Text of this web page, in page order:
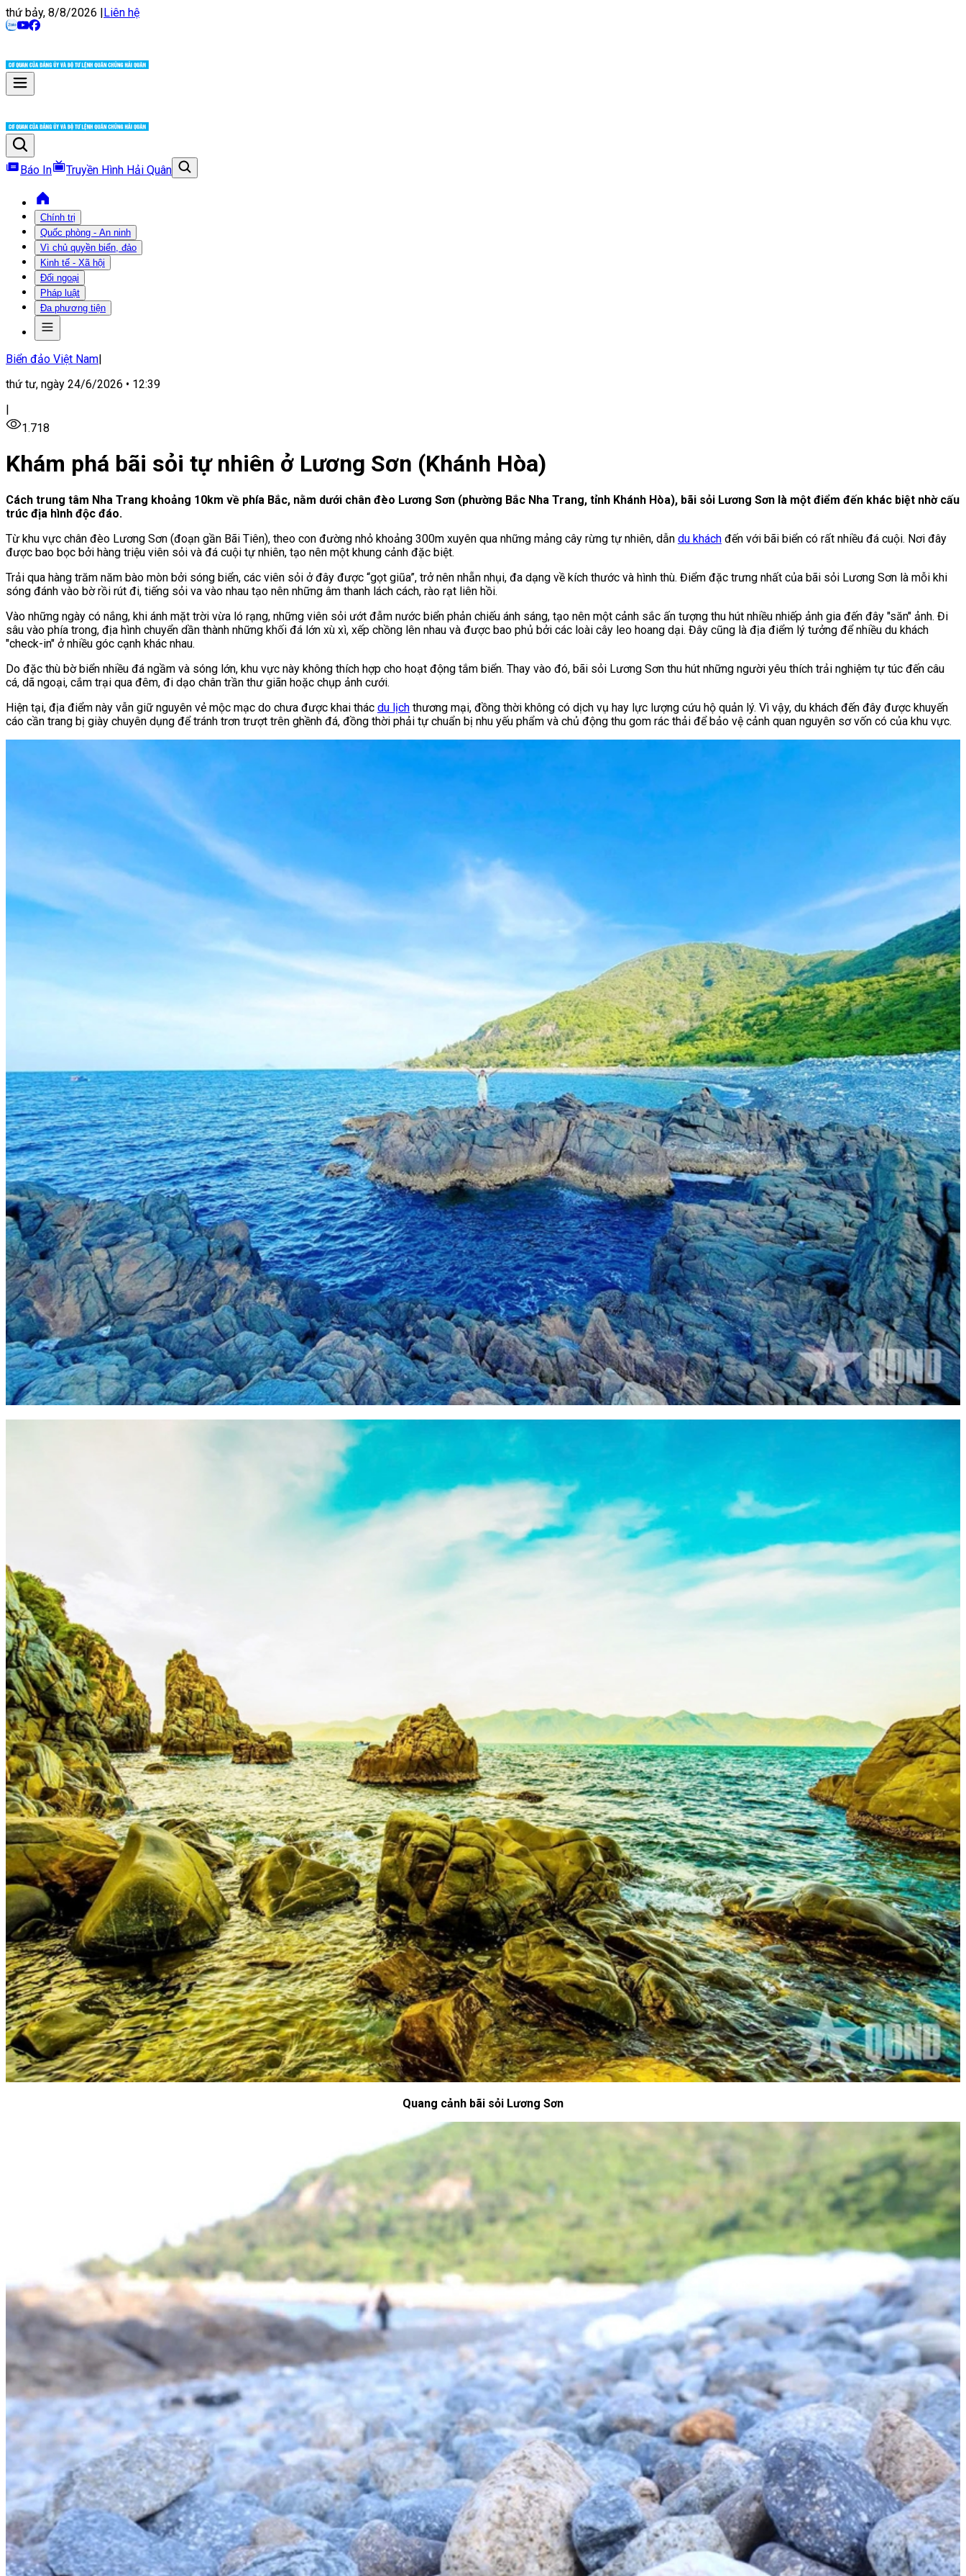
thứ bảy, 8/8/2026 |Liên hệ
Báo In Truyền Hình Hải Quân
Chính trị
Quốc phòng - An ninh
Vì chủ quyền biển, đảo
Kinh tế - Xã hội
Đối ngoại
Pháp luật
Đa phương tiện
Biển đảo Việt Nam|
thứ tư, ngày 24/6/2026 • 12:39
|
1.718
Khám phá bãi sỏi tự nhiên ở Lương Sơn (Khánh Hòa)
Cách trung tâm Nha Trang khoảng 10km về phía Bắc, nằm dưới chân đèo Lương Sơn (phường Bắc Nha Trang, tỉnh Khánh Hòa), bãi sỏi Lương Sơn là một điểm đến khác biệt nhờ cấu
trúc địa hình độc đáo.
Từ khu vực chân đèo Lương Sơn (đoạn gần Bãi Tiên), theo con đường nhỏ khoảng 300m xuyên qua những mảng cây rừng tự nhiên, dẫn du khách đến với bãi biển có rất nhiều đá cuội. Nơi đây
được bao bọc bởi hàng triệu viên sỏi và đá cuội tự nhiên, tạo nên một khung cảnh đặc biệt.
Trải qua hàng trăm năm bào mòn bởi sóng biển, các viên sỏi ở đây được “gọt giũa”, trở nên nhẵn nhụi, đa dạng về kích thước và hình thù. Điểm đặc trưng nhất của bãi sỏi Lương Sơn là mỗi khi
sóng đánh vào bờ rồi rút đi, tiếng sỏi va vào nhau tạo nên những âm thanh lách cách, rào rạt liên hồi.
Vào những ngày có nắng, khi ánh mặt trời vừa ló rạng, những viên sỏi ướt đẫm nước biển phản chiếu ánh sáng, tạo nên một cảnh sắc ấn tượng thu hút nhiều nhiếp ảnh gia đến đây "săn" ảnh. Đi
sâu vào phía trong, địa hình chuyển dần thành những khối đá lớn xù xì, xếp chồng lên nhau và được bao phủ bởi các loài cây leo hoang dại. Đây cũng là địa điểm lý tưởng để nhiều du khách
"check-in" ở nhiều góc cạnh khác nhau.
Do đặc thù bờ biển nhiều đá ngầm và sóng lớn, khu vực này không thích hợp cho hoạt động tắm biển. Thay vào đó, bãi sỏi Lương Sơn thu hút những người yêu thích trải nghiệm tự túc đến câu
cá, dã ngoại, cắm trại qua đêm, đi dạo chân trần thư giãn hoặc chụp ảnh cưới.
Hiện tại, địa điểm này vẫn giữ nguyên vẻ mộc mạc do chưa được khai thác du lịch thương mại, đồng thời không có dịch vụ hay lực lượng cứu hộ quản lý. Vì vậy, du khách đến đây được khuyến
cáo cần trang bị giày chuyên dụng để tránh trơn trượt trên ghềnh đá, đồng thời phải tự chuẩn bị nhu yếu phẩm và chủ động thu gom rác thải để bảo vệ cảnh quan nguyên sơ vốn có của khu vực.
Quang cảnh bãi sỏi Lương Sơn